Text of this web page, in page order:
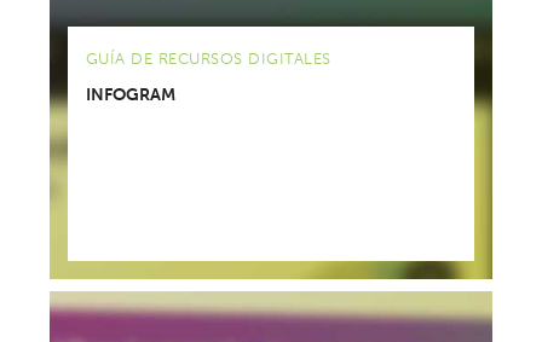
GUÍA DE RECURSOS DIGITALES
INFOGRAM